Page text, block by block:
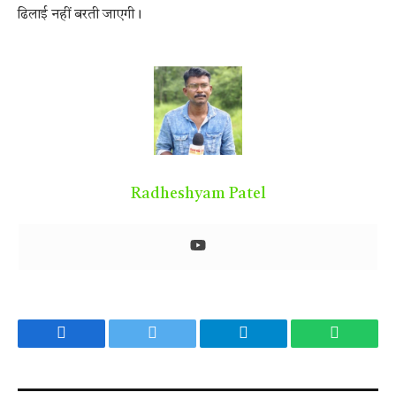
ढिलाई नहीं बरती जाएगी।
Radheshyam Patel
Facebook Twitter Telegram